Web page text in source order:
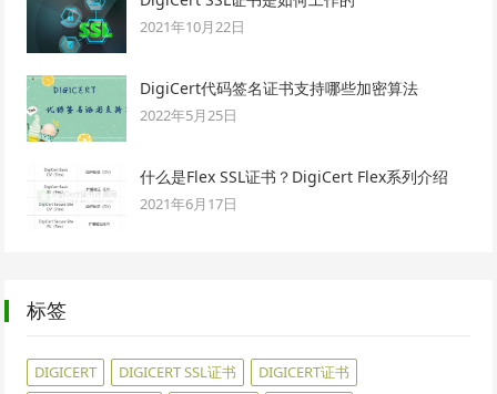
2021年10月22日
DigiCert代码签名证书支持哪些加密算法
2022年5月25日
什么是Flex SSL证书？DigiCert Flex系列介绍
2021年6月17日
标签
DIGICERT DIGICERT SSL证书
DIGICERT证书